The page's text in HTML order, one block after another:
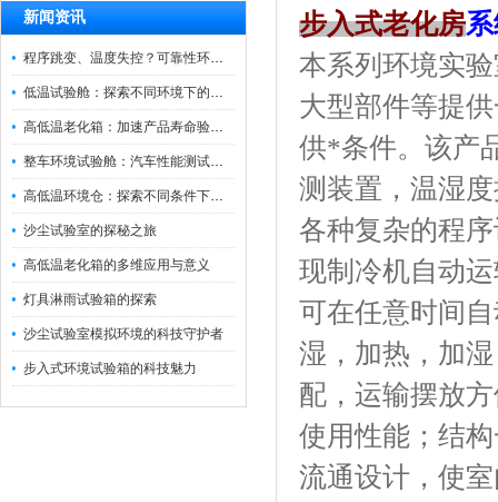
新闻资讯
程序跳变、温度失控？可靠性环境试验箱控制系统故障处理
低温试验舱：探索不同环境下的科技边界
高低温老化箱：加速产品寿命验证的可靠伙伴
整车环境试验舱：汽车性能测试的设备
高低温环境仓：探索不同条件下的科学奥秘
沙尘试验室的探秘之旅
高低温老化箱的多维应用与意义
灯具淋雨试验箱的探索
沙尘试验室模拟环境的科技守护者
步入式环境试验箱的科技魅力
步入式老化房
本系列环境实
大型部件等提
供*条件。该产
测装置，温湿
各种复杂的程
现制冷机自动
可在任意时间
湿，加热，加
配，运输摆放
使用性能；结
流通设计，使